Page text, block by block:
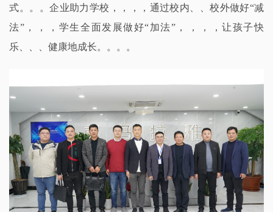
式。。。企业助力学校，，，，通过校内、、校外做好“减
法”，，，学生全面发展做好“加法”，，，，让孩子快
乐、、、健康地成长。。。。